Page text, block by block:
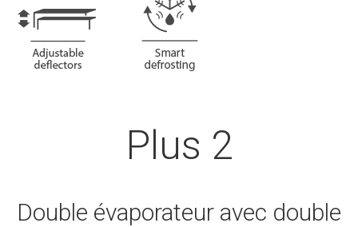
Plus 2
Double évaporateur avec double